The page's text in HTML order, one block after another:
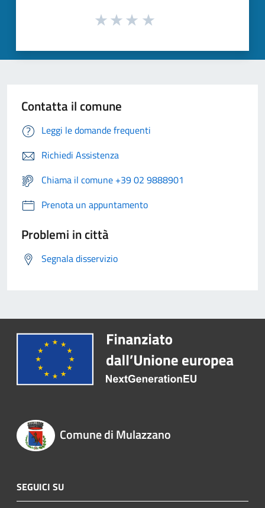
Contatta il comune
Leggi le domande frequenti
Richiedi Assistenza
Chiama il comune +39 02 9888901
Prenota un appuntamento
Problemi in città
Segnala disservizio
Comune di Mulazzano
SEGUICI SU